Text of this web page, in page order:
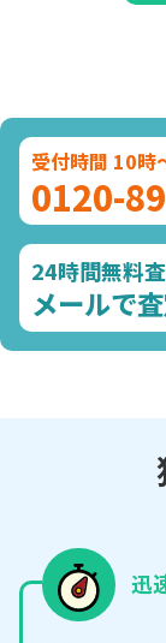
受付時間 10時
0120-
24時間無料
メールで
迅